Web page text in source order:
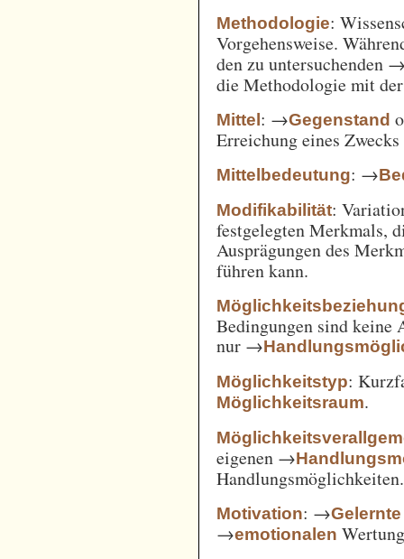
Methodologie:
Vorgehensweise.
den zu untersuchenden
die Methodologie mit
Mittel: →Gegenstand
Erreichung eines
Mittelbedeutung: →
Modifikabilität:
festgelegten Merkmals,
Ausprägungen des
führen kann.
Bedingungen sind keine
nur →
Möglichkeitstyp:
Möglichkeitsraum.
eigenen →
Handlungsmöglichkeiten.
Motivation: →Gelernte
→emotionalen